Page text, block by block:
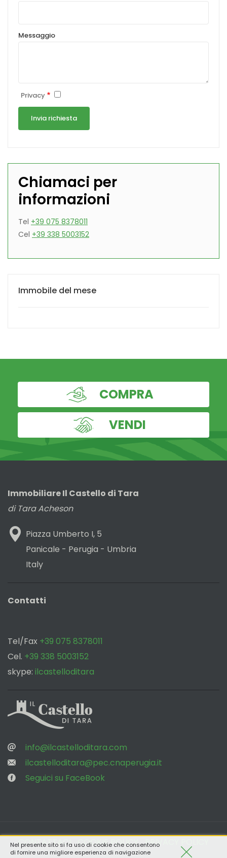
Messaggio
Privacy
Chiamaci per
informazioni
Tel +39 075 8378011
Cel +39 338 5003152
Immobile del mese
COMPRA
VENDI
Immobiliare Il Castello di Tara
di Tara Acheson
Piazza Umberto I, 5
Panicale - Perugia - Umbria
Italy
Contatti
Tel/Fax +39 075 8378011
Cel. +39 338 5003152
skype: ilcastelloditara
‌
info@ilcastelloditara.com
ilcastelloditara@pec.cnaperugia.it
Seguici su FaceBook
Piè
CONTATTACI COOKIE POLICY PRIVACY POLICY
Nel presente sito si fa uso di cookie che consentono
di fornire una migliore esperienza di navigazione